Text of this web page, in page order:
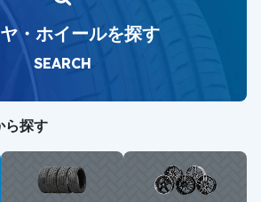
・ホイールを探す
SEARCH
ら探す